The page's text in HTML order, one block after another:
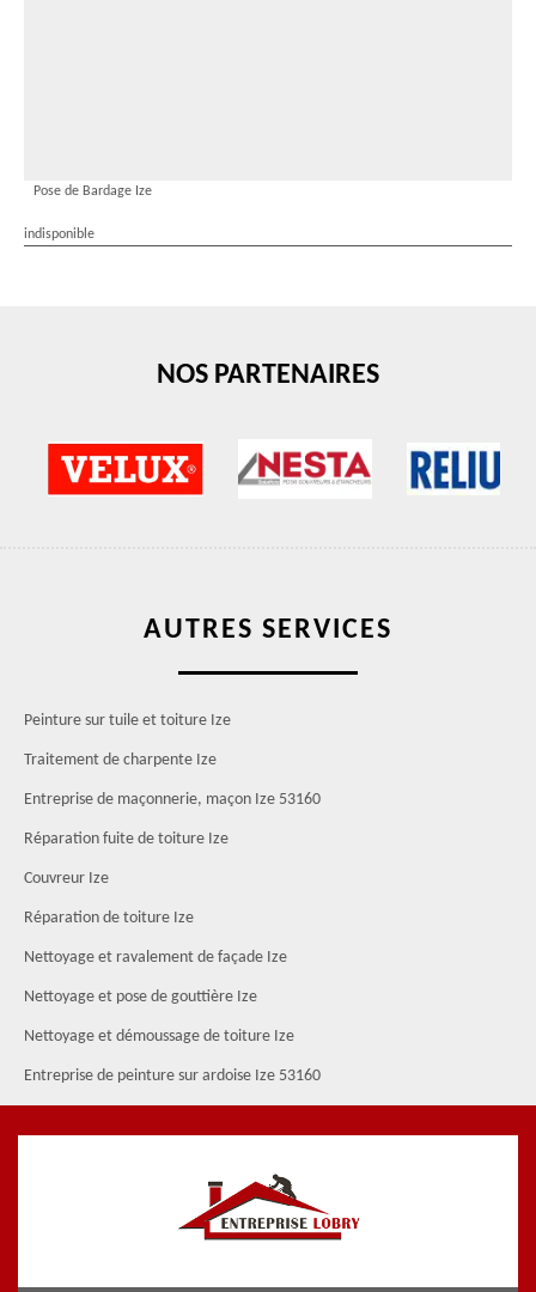
Pose de Bardage Ize
indisponible
NOS PARTENAIRES
AUTRES SERVICES
Peinture sur tuile et toiture Ize
Traitement de charpente Ize
Entreprise de maçonnerie, maçon Ize 53160
Réparation fuite de toiture Ize
Couvreur Ize
Réparation de toiture Ize
Nettoyage et ravalement de façade Ize
Nettoyage et pose de gouttière Ize
Nettoyage et démoussage de toiture Ize
Entreprise de peinture sur ardoise Ize 53160